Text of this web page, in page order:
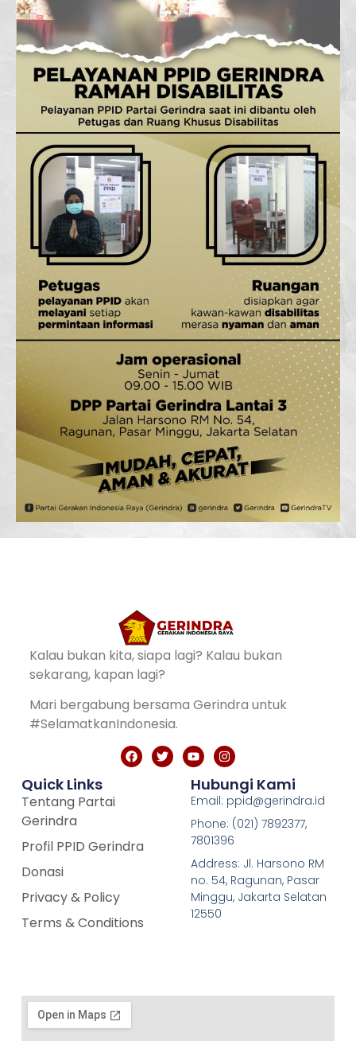
Kalau bukan kita, siapa lagi? Kalau bukan
sekarang, kapan lagi?
Mari bergabung bersama Gerindra untuk
#SelamatkanIndonesia.
Quick Links
Tentang Partai
Gerindra
Profil PPID Gerindra
Donasi
Privacy & Policy
Terms & Conditions
Hubungi Kami
Email: ppid@gerindra.id
Phone: (021) 7892377,
7801396
Address: Jl. Harsono RM
no. 54, Ragunan, Pasar
Minggu, Jakarta Selatan
12550